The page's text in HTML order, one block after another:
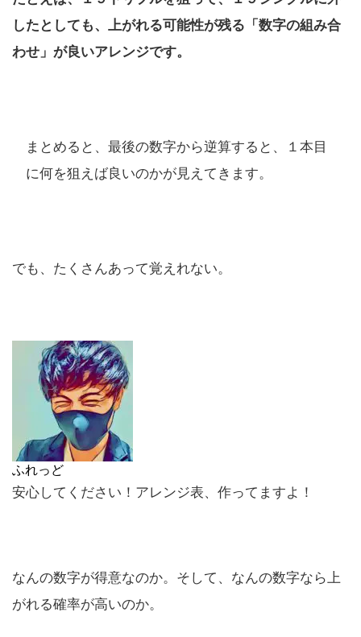
したとしても、上がれる可能性が残る「数字の組み合
わせ」が良いアレンジです。
まとめると、最後の数字から逆算すると、１本目
に何を狙えば良いのかが見えてきます。
でも、たくさんあって覚えれない。
ふれっど
安心してください！アレンジ表、作ってますよ！
なんの数字が得意なのか。そして、なんの数字なら上
がれる確率が高いのか。